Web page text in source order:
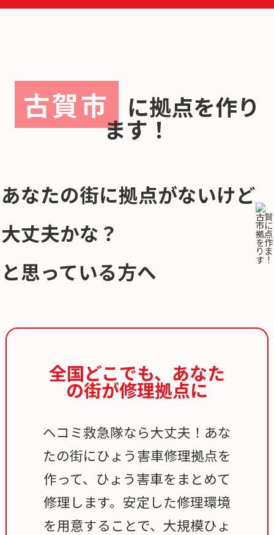
古賀市 に拠点を作り
ます！
あなたの街に拠点がないけど
大丈夫かな？
と思っている方へ
全国どこでも、 あなた
の街が修理拠点に
ヘコミ救急隊なら大丈夫！あな
たの街にひょう害車修理拠点を
作って、ひょう害車をまとめて
修理します。安定した修理環境
を用意することで、大規模ひょ